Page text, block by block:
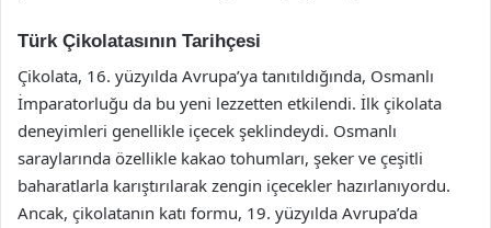
Türk Çikolatasının Tarihçesi
Çikolata, 16. yüzyılda Avrupa’ya tanıtıldığında, Osmanlı
İmparatorluğu da bu yeni lezzetten etkilendi. İlk çikolata
deneyimleri genellikle içecek şeklindeydi. Osmanlı
saraylarında özellikle kakao tohumları, şeker ve çeşitli
baharatlarla karıştırılarak zengin içecekler hazırlanıyordu.
Ancak, çikolatanın katı formu, 19. yüzyılda Avrupa’da